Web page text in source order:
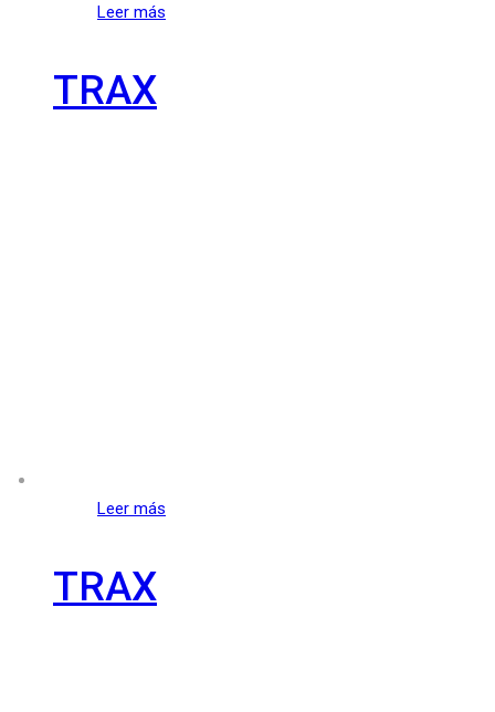
Leer más
TRAX
Leer más
TRAX